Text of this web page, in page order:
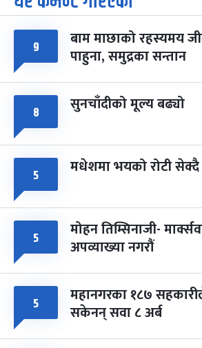
आइत चैत्र ७, २०८३-Mar 21, 2027
८ फागुपूर्णिमा
चैत्र ८, २०८३-Mar 22, 2027
९ बाम माछाको रहस्यमय
पाहुना, समुद्रका सन्तान
८ सुनचाँदीको मूल्य बढ्यो
५ मधेशमा भयको रोटी
५ मोहन तिम्सिनाजी-
अपव्याख्या नगरौं
५ महानगरका १८७
सकेनन् सवा ८ अर्ब